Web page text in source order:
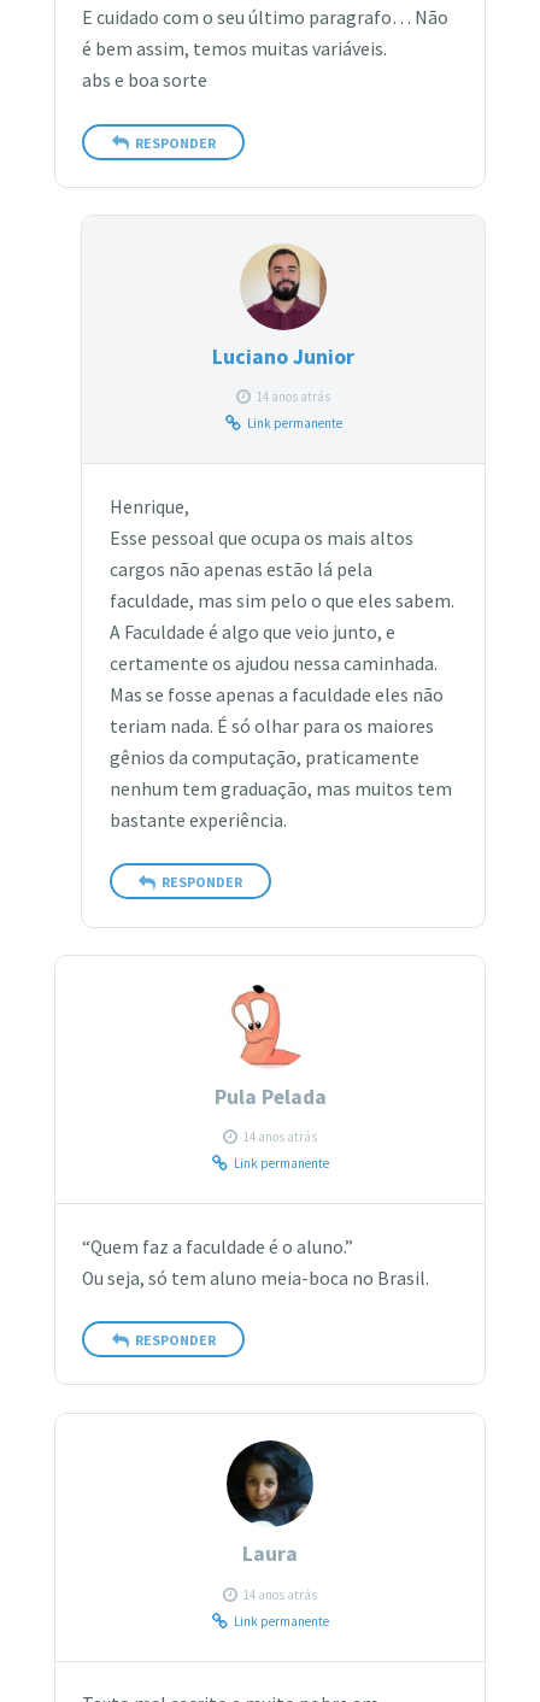
E cuidado com o seu último paragrafo… Não
é bem assim, temos muitas variáveis.
abs e boa sorte
RESPONDER
Luciano Junior
14 anos atrás
Link permanente
Henrique,
Esse pessoal que ocupa os mais altos
cargos não apenas estão lá pela
faculdade, mas sim pelo o que eles sabem.
A Faculdade é algo que veio junto, e
certamente os ajudou nessa caminhada.
Mas se fosse apenas a faculdade eles não
teriam nada. É só olhar para os maiores
gênios da computação, praticamente
nenhum tem graduação, mas muitos tem
bastante experiência.
RESPONDER
Pula Pelada
14 anos atrás
Link permanente
“Quem faz a faculdade é o aluno.”
Ou seja, só tem aluno meia-boca no Brasil.
RESPONDER
Laura
14 anos atrás
Link permanente